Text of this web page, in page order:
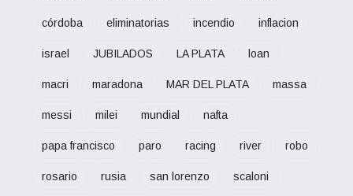
córdoba eliminatorias incendio inflacion
israel JUBILADOS LA PLATA loan
macri maradona MAR DEL PLATA massa
messi milei mundial nafta
papa francisco paro racing river robo
rosario rusia san lorenzo scaloni